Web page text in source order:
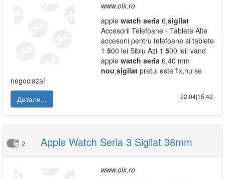
www.olx.ro
apple watch seria 6,sigilat
Accesorii Telefoane - Tablete Alte
accesorii pentru telefoane si tablete
1 500 lei Sibiu Azi 1 500 lei: vand
apple watch seria 6,40 mm
nou,sigilat pretul este fix,nu se
negociaza!
Детали...
22.04|15:42
2 Apple Watch Seria 3 Sigilat 38mm
www.olx.ro